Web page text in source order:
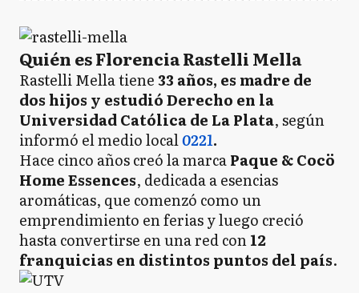
Quién es Florencia Rastelli Mella
Rastelli Mella tiene33 años, es madre de
dos hijos y estudió Derecho en la
Universidad Católica de La Plata, según
informó el medio local0221.
Hace cinco años creó la marcaPaque & Cocö
Home Essences, dedicada a esencias
aromáticas, que comenzó como un
emprendimiento en ferias y luego creció
hasta convertirse en una red con12
franquicias en distintos puntos del país.